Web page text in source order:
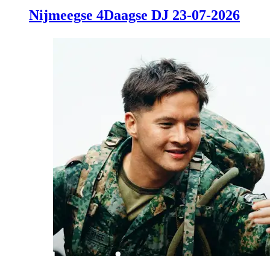
Nijmeegse 4Daagse DJ 23-07-2026